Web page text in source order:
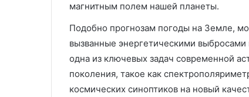
магнитным полем нашей планеты.
Подобно прогнозам погоды на Земле,
вызванные энергетическими
одна из ключевых задач современной
поколения, такое как
космических синоптиков на новый